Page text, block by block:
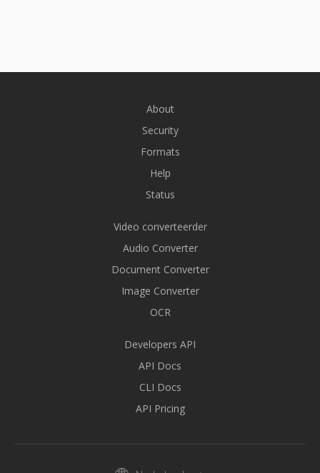
About
Security
Formats
Help
Status
Video converteerder
Audio Converter
Document Converter
Image Converter
OCR
Developers API
API Docs
CLI Docs
API Pricing